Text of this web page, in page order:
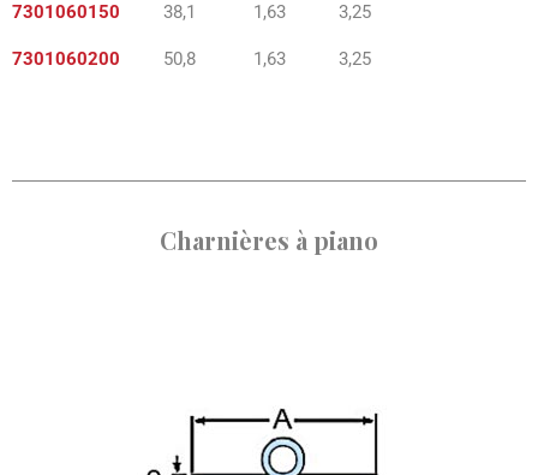
7301060150 38,1 1,63 3,25
7301060200 50,8 1,63 3,25
Charnières à piano